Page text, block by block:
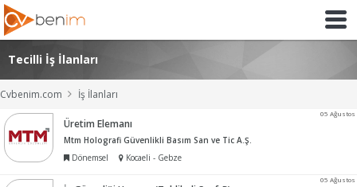
Tecilli İş İlanları
Cvbenim.com İş İlanları
05 Ağustos
Üretim Elemanı
Mtm Holografi Güvenlikli Basım San ve Tic A.Ş.
Dönemsel
Kocaeli - Gebze
05 Ağustos